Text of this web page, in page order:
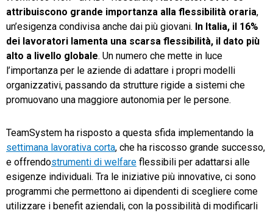
attribuiscono grande importanza alla flessibilità oraria,
un’esigenza condivisa anche dai più giovani. In Italia, il 16%
dei lavoratori lamenta una scarsa flessibilità, il dato più
alto a livello globale. Un numero che mette in luce
l’importanza per le aziende di adattare i propri modelli
organizzativi, passando da strutture rigide a sistemi che
promuovano una maggiore autonomia per le persone.
TeamSystem ha risposto a questa sfida implementando la
settimana lavorativa corta, che ha riscosso grande successo,
e offrendostrumenti di welfare flessibili per adattarsi alle
esigenze individuali. Tra le iniziative più innovative, ci sono
programmi che permettono ai dipendenti di scegliere come
utilizzare i benefit aziendali, con la possibilità di modificarli